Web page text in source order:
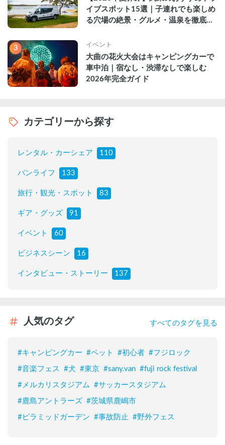
イブスポット15選｜子連れでも楽しめ
る穴場の絶景・グルメ・温泉を徹底解
3 イベント
大曲の花火大会はキャンピングカーで
車中泊｜宿なし・渋滞なしで楽しむ
2026年完全ガイド
カテゴリーから探す
レンタル・カーシェア 110
バンライフ 133
旅行・観光・スポット 83
ギア・グッズ 91
イベント 60
ビジネスシーン 16
インタビュー・ストーリー 137
人気のタグ すべてのタグを見る
#キャンピングカー #ペット #初心者 #フジロック
#音楽フェス #犬 #東京 #sany.van #fuji rock festival
#メルカリスタジアム #サッカースタジアム
#鹿島アントラーズ #茨城県鹿嶋市
#ピラミッドガーデン #事故防止 #野外フェス